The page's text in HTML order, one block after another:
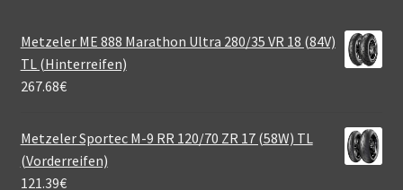
Metzeler ME 888 Marathon Ultra 280/35 VR 18 (84V)
TL (Hinterreifen)
267.68€
Metzeler Sportec M-9 RR 120/70 ZR 17 (58W) TL
(Vorderreifen)
121.39€